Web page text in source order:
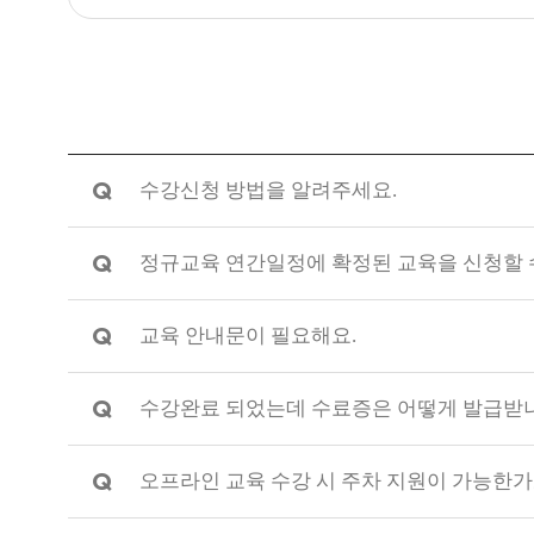
Q 수강신청 방법을 알려주세요.
Q 정규교육 연간일정에 확정된 교육을 신청할
Q 교육 안내문이 필요해요.
Q 수강완료 되었는데 수료증은 어떻게 발급받
Q 오프라인 교육 수강 시 주차 지원이 가능한